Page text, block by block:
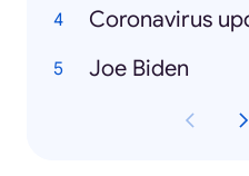
Coronavirus
Joe Biden